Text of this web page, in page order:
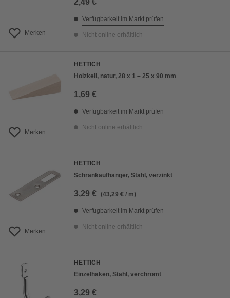
Merken
2,49 €
Verfügbarkeit im Markt prüfen
Nicht online erhältlich
Merken
HETTICH
Holzkeil, natur, 28 x 1 – 25 x 90 mm
1,69 €
Verfügbarkeit im Markt prüfen
Nicht online erhältlich
Merken
HETTICH
Schrankaufhänger, Stahl, verzinkt
3,29 € (43,29 € / m)
Verfügbarkeit im Markt prüfen
Nicht online erhältlich
HETTICH
Einzelhaken, Stahl, verchromt
3,29 €